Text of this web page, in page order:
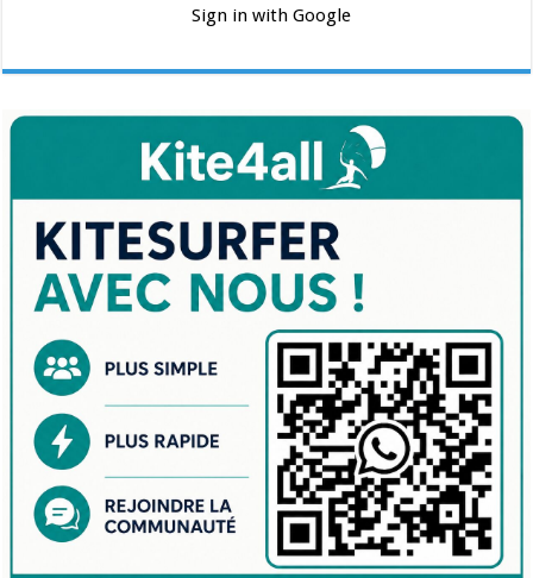
Sign in with Google